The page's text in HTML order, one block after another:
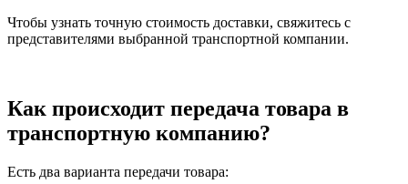
Чтобы узнать точную стоимость доставки, свяжитесь с
представителями выбранной транспортной компании.
Как происходит передача товара в
транспортную компанию?
Есть два варианта передачи товара: